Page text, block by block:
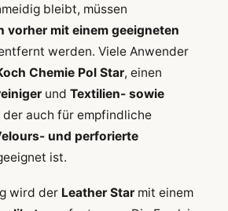
bleibt, müssen
vorher mit einem geeigneten
werden. Viele Anwender
Chemie Pol Star, einen
und Textilien- sowie
der auch für empfindliche
und perforierte
ist.
wird der Leather Starmit einem